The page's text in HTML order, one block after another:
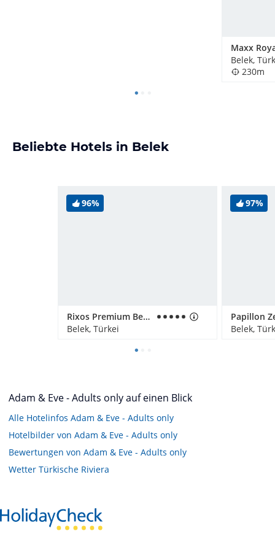
Belek,
230m
Beliebte Hotels in Belek
96%
Rixos Premium Belek
Belek, Türkei
97%
Belek,
Adam & Eve - Adults only auf einen Blick
Alle Hotelinfos Adam & Eve - Adults only
Hotelbilder von Adam & Eve - Adults only
Bewertungen von Adam & Eve - Adults only
Wetter Türkische Riviera